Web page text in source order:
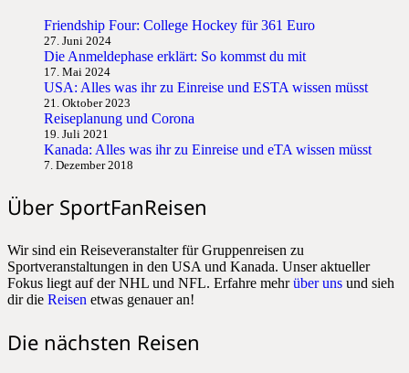
Friendship Four: College Hockey für 361 Euro
27. Juni 2024
Die Anmeldephase erklärt: So kommst du mit
17. Mai 2024
USA: Alles was ihr zu Einreise und ESTA wissen müsst
21. Oktober 2023
Reiseplanung und Corona
19. Juli 2021
Kanada: Alles was ihr zu Einreise und eTA wissen müsst
7. Dezember 2018
Über SportFanReisen
Wir sind ein Reiseveranstalter für Gruppenreisen zu
Sportveranstaltungen in den USA und Kanada. Unser aktueller
Fokus liegt auf der NHL und NFL. Erfahre mehrüber uns und sieh
dir die Reisen etwas genauer an!
Die nächsten Reisen